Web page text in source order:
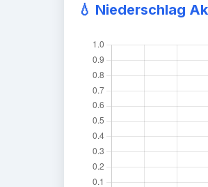
💧 Niederschlag